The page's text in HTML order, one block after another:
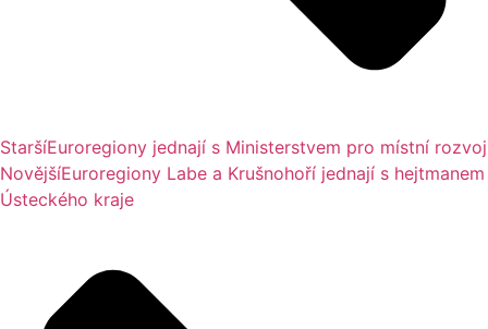
StaršíEuroregiony jednají s Ministerstvem pro místní rozvoj
NovějšíEuroregiony Labe a Krušnohoří jednají s hejtmanem
Ústeckého kraje